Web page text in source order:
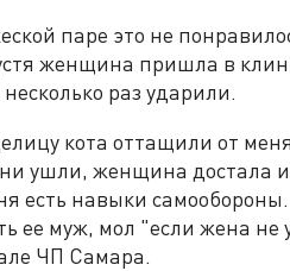
паре это не
женщина пришла в
несколько раз ударили.
кота оттащили от
ушли, женщина достала
есть навыки
ее муж, мол "если жена
ЧП Самара.